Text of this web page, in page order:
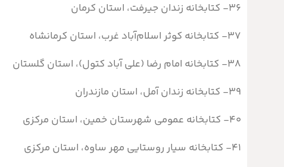
۳۶- کتابخانه
زندان جیرفت، استان کرمان
۳۷- کتابخانه کوثر اسلام‌آباد غرب، استان کرمانشاه
۳۸- کتابخانه امام رضا (علی آباد کتول)، استان گلستان
۳۹- کتابخانه زندان آمل، استان مازندران
۴۰-
کتابخانه عمومی شهرستان خمین، استان مرکزی
۴۱- کتابخانه سیار روستایی مهر ساوه، استان مرکزی